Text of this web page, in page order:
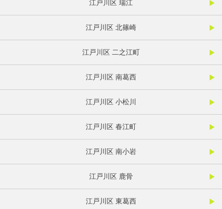
江戸川区 瑞江
江戸川区 北篠崎
江戸川区 二之江町
江戸川区 南葛西
江戸川区 小松川
江戸川区 春江町
江戸川区 南小岩
江戸川区 鹿骨
江戸川区 東葛西